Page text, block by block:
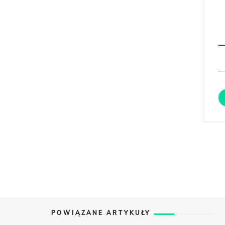
POWIĄZANE ARTYKUŁY